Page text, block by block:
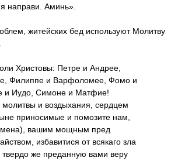
направи. Аминь».
житейских бед используют Молитву
Христовы: Петре и Андрее,
Филиппе и Варфоломее, Фомо и
и Иудо, Симоне и Матфие!
и воздыхания, сердцем
приносимые и помозите нам,
вашим мощным пред
избавитися от всякаго зла
твердо же преданную вами веру